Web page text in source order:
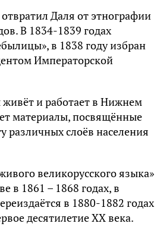
Даля от этнографии
В 1834-1839 годах
в 1838 году избран
Императорской
и работает в Нижнем
материалы, посвящённые
различных слоёв населения
великорусского языка»
в 1861 – 1868 годах, в
в 1880-1882 годах
десятилетие XX века.